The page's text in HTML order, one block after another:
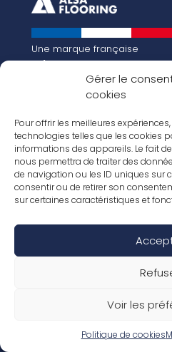
Gérer le
cookies
Pour offrir les meilleures
technologies telles que les cookies
informations des appareils. Le fait
nous permettra de traiter des
de navigation ou les ID uniques sur
consentir ou de retirer son
sur certaines caractéristiques et
Voir les
Politique de cookies
Une marque française
Qui sommes-nous
Notre histoire
Les chiffres clés
FR
EN
Nos revêtements
Nos Stratifiés
Nos accessoires
Nos parquets
Conditions
Déclaration de
Politique de